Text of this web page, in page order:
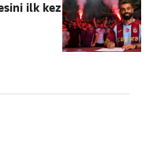
ilk kez